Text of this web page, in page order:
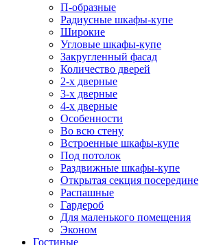
П-образные
Радиусные шкафы-купе
Широкие
Угловые шкафы-купе
Закругленный фасад
Количество дверей
2-х дверные
3-х дверные
4-х дверные
Особенности
Во всю стену
Встроенные шкафы-купе
Под потолок
Раздвижные шкафы-купе
Открытая секция посередине
Распашные
Гардероб
Для маленького помещения
Эконом
Гостиные